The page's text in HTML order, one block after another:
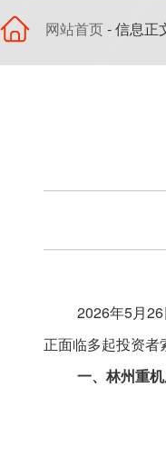
网站首页- 信息正
2026年5月
正面临多起投资
一、林州重